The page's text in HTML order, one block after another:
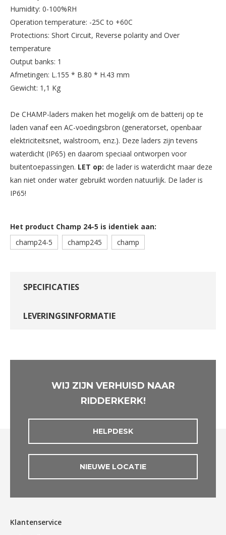
Humidity: 0-100%RH
Operation temperature: -25C to +60C
Protections: Short Circuit, Reverse polarity and Over
temperature
Output banks: 1
Afmetingen: L.155 * B.80 * H.43 mm
Gewicht: 1,1 Kg
De CHAMP-laders maken het mogelijk om de batterij op te
laden vanaf een AC-voedingsbron (generatorset, openbaar
elektriciteitsnet, walstroom, enz.). Deze laders zijn tevens
waterdicht (IP65) en daarom speciaal ontworpen voor
buitentoepassingen. LET op: de lader is waterdicht maar deze
kan niet onder water gebruikt worden natuurlijk. De lader is
IP65!
Het product Champ 24-5 is identiek aan:
champ24-5
champ245 champ
SPECIFICATIES
LEVERINGSINFORMATIE
WIJ ZIJN VERHUISD NAAR
RIDDERKERK!
HELPDESK
NIEUWE LOCATIE
Klantenservice